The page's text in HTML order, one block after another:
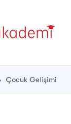
Çocuk Gelişimi